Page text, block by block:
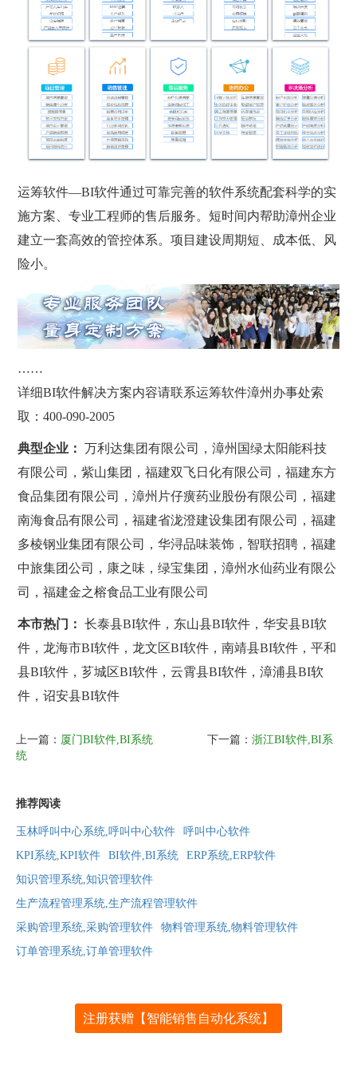
运筹软件—BI软件通过可靠完善的软件系统配套科学的实
施方案、专业工程师的售后服务。短时间内帮助漳州企业
建立一套高效的管控体系。项目建设周期短、成本低、风
险小。
……
详细BI软件解决方案内容请联系运筹软件漳州办事处索
取：400-090-2005
典型企业： 万利达集团有限公司，漳州国绿太阳能科技
有限公司，紫山集团，福建双飞日化有限公司，福建东方
食品集团有限公司，漳州片仔癀药业股份有限公司，福建
南海食品有限公司，福建省泷澄建设集团有限公司，福建
多棱钢业集团有限公司，华浔品味装饰，智联招聘，福建
中旅集团公司，康之味，绿宝集团，漳州水仙药业有限公
司，福建金之榕食品工业有限公司
本市热门： 长泰县BI软件，东山县BI软件，华安县BI软
件，龙海市BI软件，龙文区BI软件，南靖县BI软件，平和
县BI软件，芗城区BI软件，云霄县BI软件，漳浦县BI软
件，诏安县BI软件
上一篇： 厦门BI软件,BI系统 下一篇： 浙江BI软件,BI系
统
推荐阅读
玉林呼叫中心系统,呼叫中心软件
呼叫中心软件
KPI系统,KPI软件
BI软件,BI系统
ERP系统,ERP软件
知识管理系统,知识管理软件
生产流程管理系统,生产流程管理软件
采购管理系统,采购管理软件
物料管理系统,物料管理软件
订单管理系统,订单管理软件
注册获赠【智能销售自动化系统】